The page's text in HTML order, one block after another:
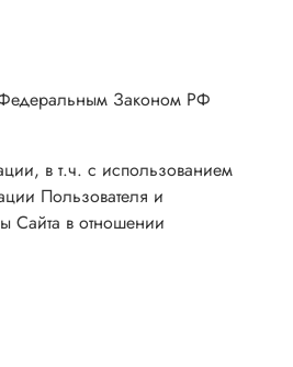
Федеральным Законом РФ
в т.ч. с использованием
Пользователя и
Сайта в отношении